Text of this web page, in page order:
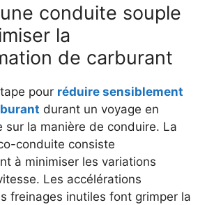
conduite souple
la
de carburant
pour réduire sensiblement
durant un voyage en
sur la manière de conduire. La
conduite consiste
à minimiser les variations
Les accélérations
freinages inutiles font grimper la